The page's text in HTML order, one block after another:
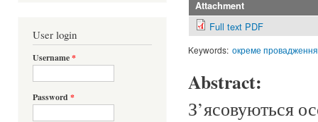
User login
Username*
Password *
Attachment
Full text PDF
Keywords: окреме провадження
Abstract:
З’ясовуються